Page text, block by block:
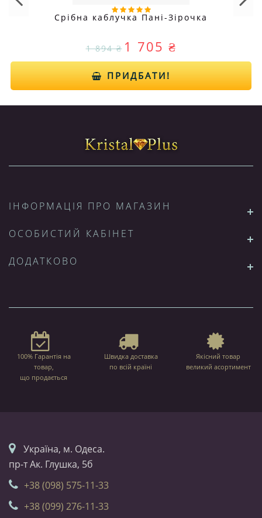
Срібна каблучка Пані-Зірочка
1 894 ₴ 1 705 ₴
ПРИДБАТИ!
ІНФОРМАЦІЯ ПРО МАГАЗИН
ОСОБИСТИЙ КАБІНЕТ
ДОДАТКОВО
100% Гарантія на
товар,
що продається
Швидка доставка
по всій країні
Якісний товар
великий асортимент
Українa, м. Одеса.
пр-т Ак. Глушка, 5б
+38 (098) 575-11-33
+38 (099) 276-11-33